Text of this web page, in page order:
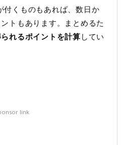
付くものもあれば、数日か
トもあります。まとめるた
れるポイントを計算 してい
link